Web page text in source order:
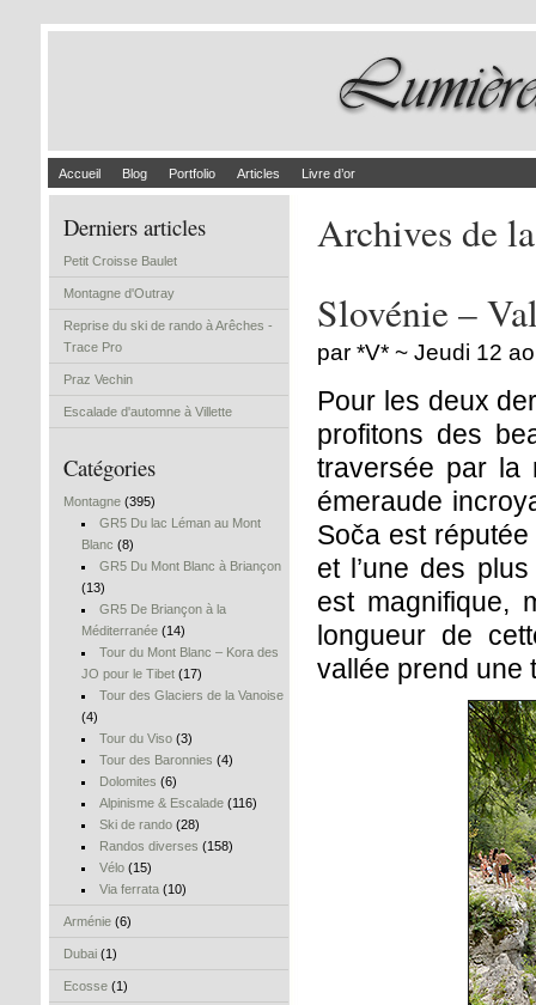
Accueil Blog Portfolio Articles Livre d’or
Derniers articles
Petit Croisse Baulet
Montagne d'Outray
Reprise du ski de rando à Arêches -
Trace Pro
Praz Vechin
Escalade d'automne à Villette
Catégories
Montagne (395)
GR5 Du lac Léman au Mont
Blanc (8)
GR5 Du Mont Blanc à Briançon
(13)
GR5 De Briançon à la
Méditerranée (14)
Tour du Mont Blanc – Kora des
JO pour le Tibet (17)
Tour des Glaciers de la Vanoise
(4)
Tour du Viso(3)
Tour des Baronnies (4)
Dolomites (6)
Alpinisme & Escalade(116)
Ski de rando(28)
Randos diverses (158)
Vélo(15)
Via ferrata(10)
Arménie (6)
Dubai (1)
Ecosse (1)
Archives de
Slovénie –
par *V* ~ Jeudi 12
Pour les deux
profitons des
traversée par la
émeraude
Soča est
et l’une des
est magnifique,
longueur de
vallée prend une